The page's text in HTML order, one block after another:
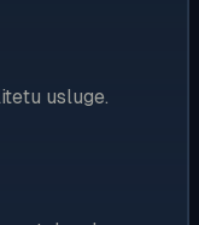
usluge.